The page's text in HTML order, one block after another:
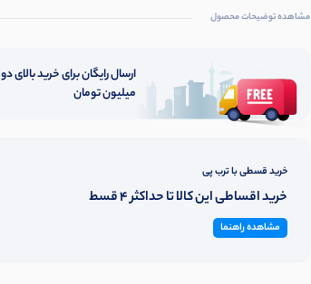
مشاهده توضیحات محصول
ارسال رایگان برای خرید بالای دو
میلیون تومان
خرید قسطی با ترب پی
خرید اقساطی این کالا تا حداکثر 4 قسط
مشاهده راهنما